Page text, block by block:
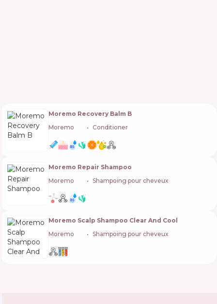
Moremo Recovery Balm B
Moremo
Conditioner
Moremo Repair Shampoo
Moremo
Shampoing pour cheveux
Moremo Scalp Shampoo Clear And Cool
Moremo
Shampoing pour cheveux